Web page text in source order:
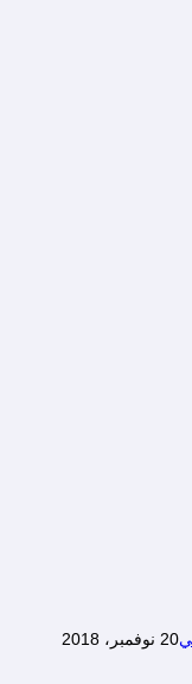
20 نوفمبر، 2018